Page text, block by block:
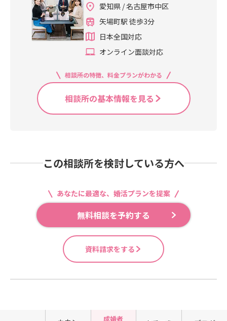
愛知県 / 名古屋市中区
矢場町駅 徒歩3分
日本全国対応
オンライン面談対応
相談所の特徴、料金プランがわかる
相談所の基本情報を見る
この相談所を検討している方へ
あなたに最適な、婚活プランを提案
無料相談を予約する
資料請求をする
成婚者